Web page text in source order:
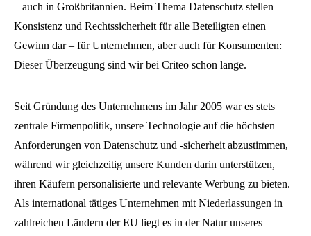
– auch in Großbritannien. Beim Thema Datenschutz stellen
Konsistenz und Rechtssicherheit für alle Beteiligten einen
Gewinn dar – für Unternehmen, aber auch für Konsumenten:
Dieser Überzeugung sind wir bei Criteo schon lange.
Seit Gründung des Unternehmens im Jahr 2005 war es stets
zentrale Firmenpolitik, unsere Technologie auf die höchsten
Anforderungen von Datenschutz und -sicherheit abzustimmen,
während wir gleichzeitig unsere Kunden darin unterstützen,
ihren Käufern personalisierte und relevante Werbung zu bieten.
Als international tätiges Unternehmen mit Niederlassungen in
zahlreichen Ländern der EU liegt es in der Natur unseres